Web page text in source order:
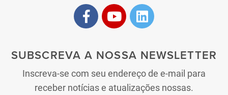
SUBSCREVA A NOSSA NEWSLETTER
Inscreva-se com seu endereço de e-mail para
receber notícias e atualizações nossas.